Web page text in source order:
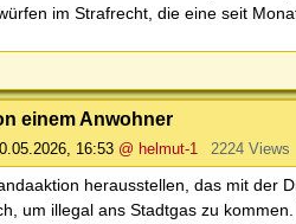
im Strafrecht, die eine seit
einem Anwohner
16:53 @ helmut-1 2224 Views
herausstellen, das mit der
um illegal ans Stadtgas zu